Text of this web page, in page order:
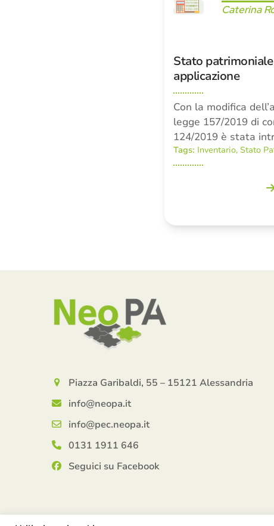
Caterina
Stato
applicazione
Con la modifica
legge 157/2019 di
124/2019 è stata
Tags: Inventario, Stato
Piazza Garibaldi, 55 – 15121 Alessandria
info@neopa.it
info@pec.neopa.it
0131 1911 646
Seguici su Facebook